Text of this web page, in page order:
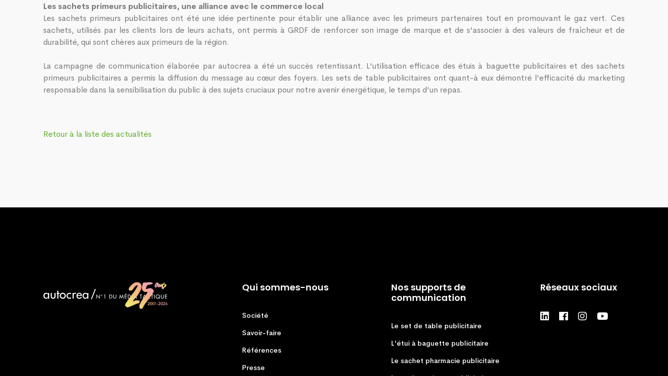
Les sachets primeurs publicitaires, une alliance avec le commerce local
Les sachets primeurs publicitaires ont été une idée pertinente pour établir une alliance avec les primeurs partenaires tout en promouvant le gaz vert. Ces
sachets, utilisés par les clients lors de leurs achats, ont permis à GRDF de renforcer son image de marque et de s'associer à des valeurs de fraîcheur et de
durabilité, qui sont chères aux primeurs de la région.
La campagne de communication élaborée par autocrea a été un succès retentissant. L'utilisation efficace des étuis à baguette publicitaires et des sachets
primeurs publicitaires a permis la diffusion du message au cœur des foyers. Les sets de table publicitaires ont quant-à eux démontré l'efficacité du marketing
responsable dans la sensibilisation du public à des sujets cruciaux pour notre avenir énergétique, le temps d’un repas.
Retour à la liste des actualités
Qui sommes-nous
Société
Savoir-faire
Références
Presse
Nos supports de
communication
Le set de table publicitaire
L'étui à baguette publicitaire
Le sachet pharmacie publicitaire
Réseaux sociaux